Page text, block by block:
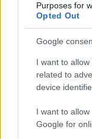
Purposes for
Opted Out
Google
I want to
related to
device
I want to
Google for